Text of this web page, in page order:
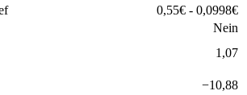
0,55€ - 0,0998€
Nein
1,07
−10,88